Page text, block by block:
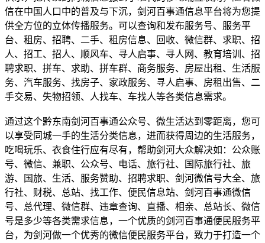
信在中国人口中的普及与下沉，剑河百事通信息平台将为您提
供全方位的立体传播服务。可以查询和发布服务号、服务平
台、租房、招聘、二手、租房信息、回收、微信群、求职、招
人、招工、招人、顺风车、寻人启事、寻人网、教育培训、招
聘求职、拼车、求助、拼车群、商务服务、房屋出租、生活服
务、汽车服务、找房子、家政服务、寻人启事、房租出售、二
手交易、失物招领、人找车、车找人等各类信息需求。
通过这个黔东南剑河百事通公众号、微生活达到零距离，您可
以享受同城一手的生活分类信息，进而获得周边的生活服务，
吃喝玩乐、衣食住行应有尽有，帮助剑河大众解决如：公众账
号、微信、兼职、公众号、电话、旅行社、国际旅行社、旅
游、国旅、生活、服务赞助、招聘求职、剑河微信号大全、旅
行社、财税、总站、找工作、便民信息站、剑河百事通微信
号、总代理、微信群、违章查询、直播、相亲、总站长、微信
号是多少等各类需求信息，一个优质的剑河百事通便民服务平
台，为剑河做一个优秀的微信便民服务平台，致力于打造一个